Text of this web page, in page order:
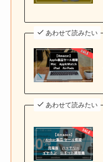
あわせて読みたい
あわせて読みたい